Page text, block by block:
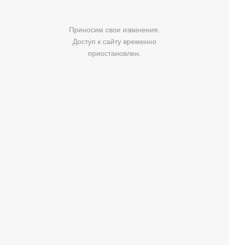
Приносим свои извинения.
Доступ к сайту временно
приостановлен.